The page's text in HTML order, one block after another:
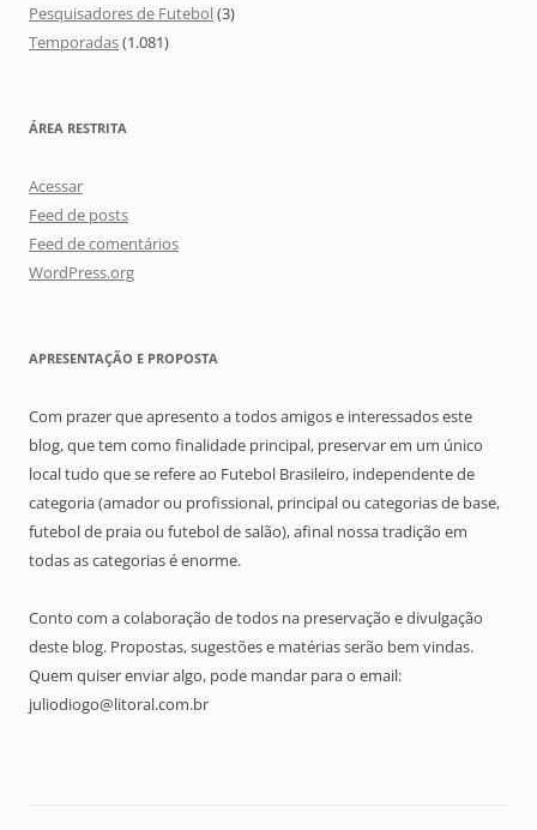
Pesquisadores de Futebol(3)
Temporadas(1.081)
ÁREA RESTRITA
Acessar
Feed de posts
Feed de comentários
WordPress.org
APRESENTAÇÃO E PROPOSTA
Com prazer que apresento a todos amigos e interessados este
blog, que tem como finalidade principal, preservar em um único
local tudo que se refere ao Futebol Brasileiro, independente de
categoria (amador ou profissional, principal ou categorias de base,
futebol de praia ou futebol de salão), afinal nossa tradição em
todas as categorias é enorme.
Conto com a colaboração de todos na preservação e divulgação
deste blog. Propostas, sugestões e matérias serão bem vindas.
Quem quiser enviar algo, pode mandar para o email:
juliodiogo@litoral.com.br